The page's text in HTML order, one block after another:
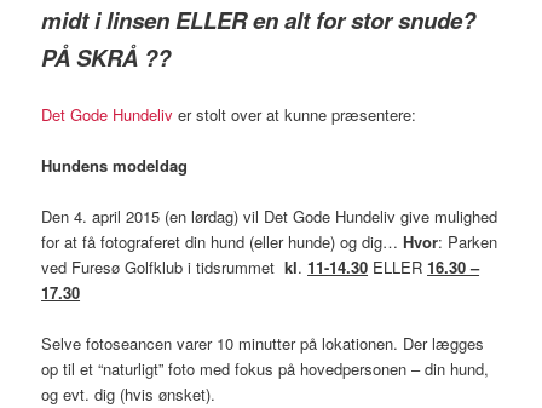
midt i linsen ELLER en alt for stor snude?
PÅ SKRÅ ??
Det Gode Hundeliv er stolt over at kunne præsentere:
Hundens modeldag
Den 4. april 2015 (en lørdag) vil Det Gode Hundeliv give mulighed
for at få fotograferet din hund (eller hunde) og dig…Hvor: Parken
ved Furesø Golfklub i tidsrummetkl.11-14.30 ELLER16.30 –
17.30
Selve fotoseancen varer 10 minutter på lokationen. Der lægges
op til et “naturligt” foto med fokus på hovedpersonen – din hund,
og evt. dig (hvis ønsket).